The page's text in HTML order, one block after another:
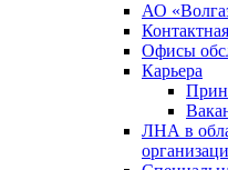
АО
Офисы
Карьера
ЛНА в